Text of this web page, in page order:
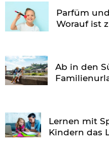
Parfüm
Worauf ist
Ab in den
Lernen mit
Kindern das